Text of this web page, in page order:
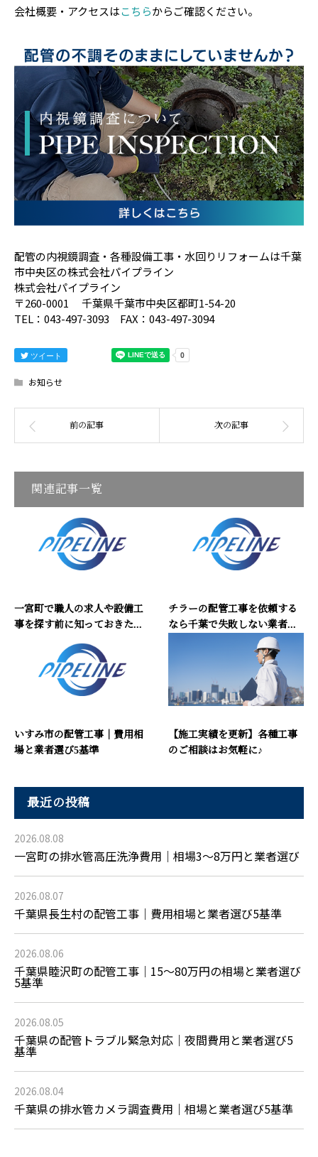
会社概要・アクセスはこちらからご確認ください。
配管の内視鏡調査・各種設備工事・水回りリフォームは千葉
市中央区の株式会社パイプライン
株式会社パイプライン
〒260-0001 千葉県千葉市中央区都町1-54-20
TEL：043-497-3093 FAX：043-497-3094
ツイート
お知らせ
関連記事一覧
一宮町で職人の求人や設備工
事を探す前に知っておきた...
チラーの配管工事を依頼する
なら千葉で失敗しない業者...
いすみ市の配管工事｜費用相
場と業者選び5基準
【施工実績を更新】各種工事
のご相談はお気軽に♪
最近の投稿
2026.08.08
一宮町の排水管高圧洗浄費用｜相場3〜8万円と業者選び
2026.08.07
千葉県長生村の配管工事｜費用相場と業者選び5基準
2026.08.06
千葉県睦沢町の配管工事｜15〜80万円の相場と業者選び
5基準
2026.08.05
千葉県の配管トラブル緊急対応｜夜間費用と業者選び5
基準
2026.08.04
千葉県の排水管カメラ調査費用｜相場と業者選び5基準